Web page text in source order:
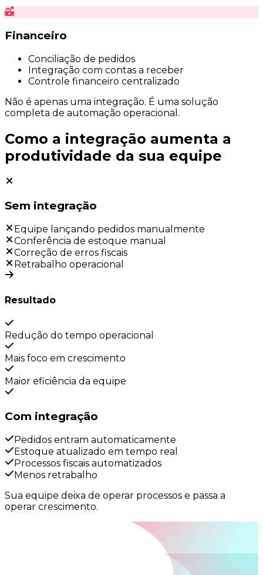
Financeiro
Conciliação de pedidos
Integração com contas a receber
Controle financeiro centralizado
Não é apenas uma integração. É uma solução
completa de automação operacional.
Como a integração aumenta a
produtividade da sua equipe
Sem integração
Equipe lançando pedidos manualmente
Conferência de estoque manual
Correção de erros fiscais
Retrabalho operacional
Resultado
Redução do tempo operacional
Mais foco em crescimento
Maior eficiência da equipe
Com integração
Pedidos entram automaticamente
Estoque atualizado em tempo real
Processos fiscais automatizados
Menos retrabalho
Sua equipe deixa de operar processos e passa a
operar crescimento.